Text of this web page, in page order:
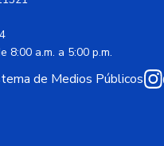
8:00 a.m. a 5:00 p.m.
de Medios Públicos